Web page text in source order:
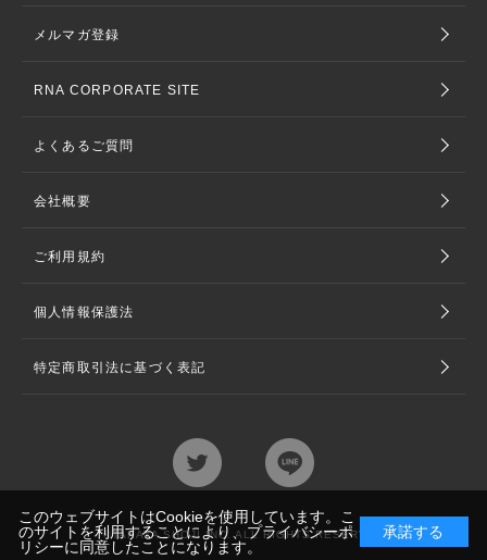
メルマガ登録
RNA CORPORATE SITE
よくあるご質問
会社概要
ご利用規約
個人情報保護法
特定商取引法に基づく表記
©TAKAYA SHOJI INC. ALL RIGHTS RESERVED
このウェブサイトはCookieを使用しています。こ
のサイトを利用することにより、プライバシーポ
リシーに同意したことになります。
承諾する